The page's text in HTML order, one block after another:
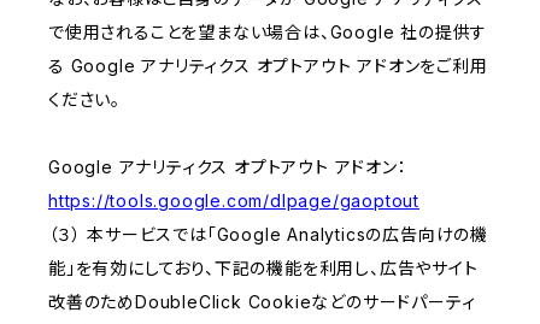
で使用されることを望まない場合は、Google 社の提供す
る Google アナリティクス オプトアウト アドオンをご利用
ください。
Google アナリティクス オプトアウト アドオン：
https://tools.google.com/dlpage/gaoptout
（３） 本サービスでは「Google Analyticsの広告向けの機
能」を有効にしており、下記の機能を利用し、広告やサイト
改善のためDoubleClick Cookieなどのサードパーティ